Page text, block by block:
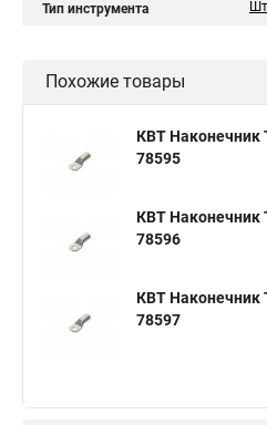
Тип инструмента
Похожие товары
КВТ Наконечник
78595
КВТ Наконечник
78596
КВТ Наконечник
78597